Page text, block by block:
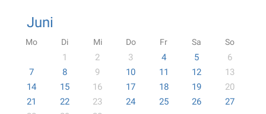
Juni
Mo Di Mi Do Fr Sa So
1 2 3 4 5
6
7
8 9 10 11 12
13
14
15 16 17 18 19
20
21
22 23 24 25 26
27